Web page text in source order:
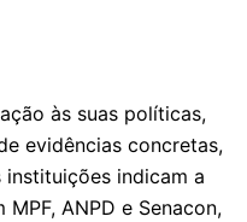
às suas políticas,
evidências concretas,
indicam a
ANPD e Senacon,